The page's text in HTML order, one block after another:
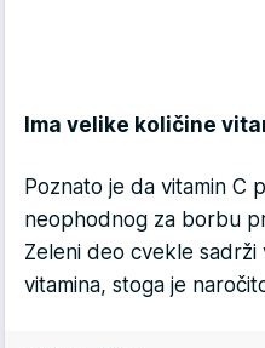
Ima velike količine
Poznato je da vitamin C
neophodnog za borbu
Zeleni deo cvekle
vitamina, stoga je